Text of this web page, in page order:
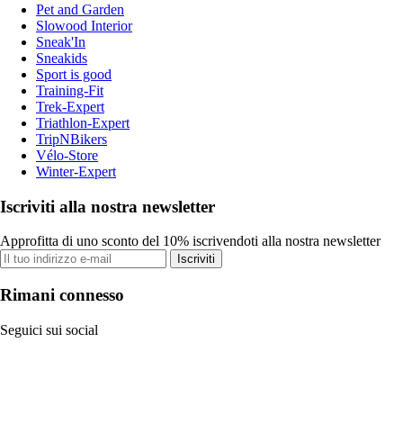
Pet and Garden
Slowood Interior
Sneak'In
Sneakids
Sport is good
Training-Fit
Trek-Expert
Triathlon-Expert
TripNBikers
Vélo-Store
Winter-Expert
Iscriviti alla nostra newsletter
Approfitta di uno sconto del 10% iscrivendoti alla nostra newsletter
Iscriviti
Rimani connesso
Seguici sui social